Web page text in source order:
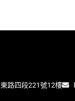
路四段221號12樓